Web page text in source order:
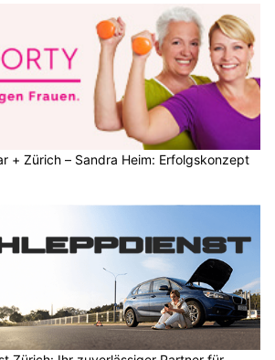
+ Zürich – Sandra Heim: Erfolgskonzept